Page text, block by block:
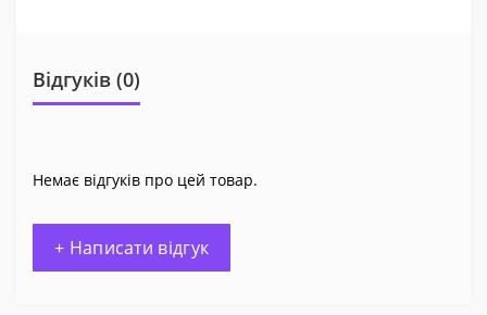
Відгуків (0)
Немає відгуків про цей товар.
+ Написати відгук